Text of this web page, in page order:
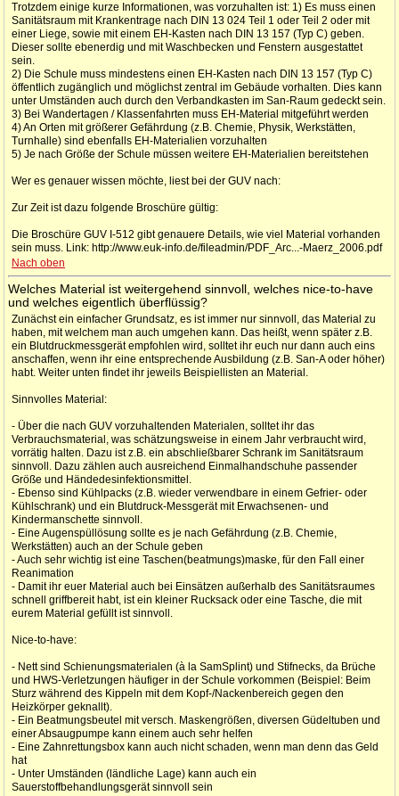
Trotzdem einige kurze Informationen, was vorzuhalten ist: 1) Es muss einen
Sanitätsraum mit Krankentrage nach DIN 13 024 Teil 1 oder Teil 2 oder mit
einer Liege, sowie mit einem EH-Kasten nach DIN 13 157 (Typ C) geben.
Dieser sollte ebenerdig und mit Waschbecken und Fenstern ausgestattet
sein.
2) Die Schule muss mindestens einen EH-Kasten nach DIN 13 157 (Typ C)
öffentlich zugänglich und möglichst zentral im Gebäude vorhalten. Dies kann
unter Umständen auch durch den Verbandkasten im San-Raum gedeckt sein.
3) Bei Wandertagen / Klassenfahrten muss EH-Material mitgeführt werden
4) An Orten mit größerer Gefährdung (z.B. Chemie, Physik, Werkstätten,
Turnhalle) sind ebenfalls EH-Materialien vorzuhalten
5) Je nach Größe der Schule müssen weitere EH-Materialien bereitstehen
Wer es genauer wissen möchte, liest bei der GUV nach:
Zur Zeit ist dazu folgende Broschüre gültig:
Die Broschüre GUV I-512 gibt genauere Details, wie viel Material vorhanden
sein muss. Link: http://www.euk-info.de/fileadmin/PDF_Arc...-Maerz_2006.pdf
Nach oben
Welches Material ist weitergehend sinnvoll, welches nice-to-have
und welches eigentlich überflüssig?
Zunächst ein einfacher Grundsatz, es ist immer nur sinnvoll, das Material zu
haben, mit welchem man auch umgehen kann. Das heißt, wenn später z.B.
ein Blutdruckmessgerät empfohlen wird, solltet ihr euch nur dann auch eins
anschaffen, wenn ihr eine entsprechende Ausbildung (z.B. San-A oder höher)
habt. Weiter unten findet ihr jeweils Beispiellisten an Material.
Sinnvolles Material:
- Über die nach GUV vorzuhaltenden Materialen, solltet ihr das
Verbrauchsmaterial, was schätzungsweise in einem Jahr verbraucht wird,
vorrätig halten. Dazu ist z.B. ein abschließbarer Schrank im Sanitätsraum
sinnvoll. Dazu zählen auch ausreichend Einmalhandschuhe passender
Größe und Händedesinfektionsmittel.
- Ebenso sind Kühlpacks (z.B. wieder verwendbare in einem Gefrier- oder
Kühlschrank) und ein Blutdruck-Messgerät mit Erwachsenen- und
Kindermanschette sinnvoll.
- Eine Augenspüllösung sollte es je nach Gefährdung (z.B. Chemie,
Werkstätten) auch an der Schule geben
- Auch sehr wichtig ist eine Taschen(beatmungs)maske, für den Fall einer
Reanimation
- Damit ihr euer Material auch bei Einsätzen außerhalb des Sanitätsraumes
schnell griffbereit habt, ist ein kleiner Rucksack oder eine Tasche, die mit
eurem Material gefüllt ist sinnvoll.
Nice-to-have:
- Nett sind Schienungsmaterialen (à la SamSplint) und Stifnecks, da Brüche
und HWS-Verletzungen häufiger in der Schule vorkommen (Beispiel: Beim
Sturz während des Kippeln mit dem Kopf-/Nackenbereich gegen den
Heizkörper geknallt).
- Ein Beatmungsbeutel mit versch. Maskengrößen, diversen Güdeltuben und
einer Absaugpumpe kann einem auch sehr helfen
- Eine Zahnrettungsbox kann auch nicht schaden, wenn man denn das Geld
hat
- Unter Umständen (ländliche Lage) kann auch ein
Sauerstoffbehandlungsgerät sinnvoll sein